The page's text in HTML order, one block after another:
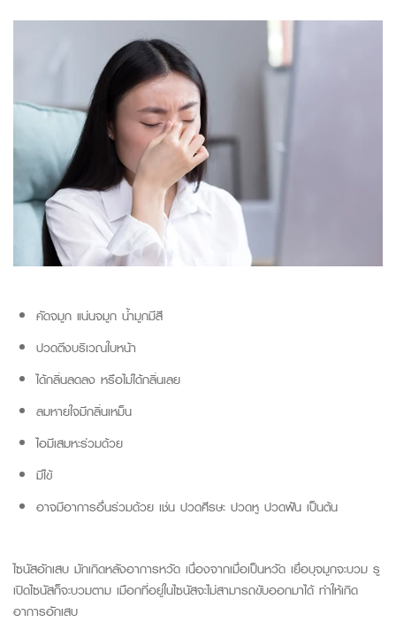
คัดจมูก แน่นจมูก น้ำมูกมีสี
ปวดตึงบริเวณใบหน้า
ได้กลิ่นลดลง หรือไม่ได้กลิ่นเลย
ลมหายใจมีกลิ่นเหม็น
ไอมีเสมหะร่วมด้วย
มีไข้
อาจมีอาการอื่นร่วมด้วย เช่น ปวดศีรษะ ปวดหู ปวดฟัน เป็นต้น
ไซนัสอักเสบ มักเกิดหลังอาการหวัด เนื่องจากเมื่อเป็นหวัด เยื่อบุจมูกจะบวม รู
เปิดไซนัสก็จะบวมตาม เมือกที่อยู่ในไซนัสจะไม่สามารถขับออกมาได้ ทำให้เกิด
อาการอักเสบ